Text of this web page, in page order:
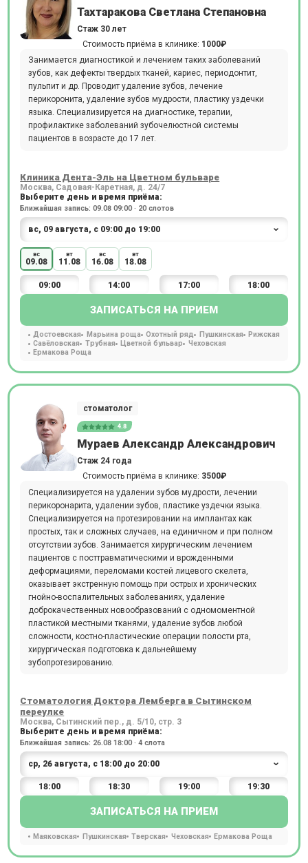
Тахтаракова Светлана Степановна
Стаж 30 лет
Стоимость приёма в клинике: 1000₽
Занимается диагностикой и лечением таких заболеваний
зубов, как дефекты твердых тканей, кариес, периодонтит,
пульпит и др. Проводит удаление зубов, лечение
перикоронита, удаление зубов мудрости, пластику уздечки
языка. Специализируется на диагностике, терапии,
профилактике заболеваний зубочелюстной системы
пациентов в возрасте до 17 лет.
Клиника Дента-Эль на Цветном бульваре
Москва, Садовая-Каретная, д. 24/7
Выберите день и время приёма:
Ближайшая запись: 09.08 09:00 · 20 слотов
вс
09.08
вт
11.08
вс
16.08
вт
18.08
09:00 14:00 17:00 18:00
ЗАПИСАТЬСЯ НА ПРИЕМ
Достоевская Марьина роща Охотный ряд Пушкинская
Рижская
Савёловская
Трубная Цветной бульвар
Чеховская
Ермакова Роща
стоматолог
4.8
Мураев Александр Александрович
Стаж 24 года
Стоимость приёма в клинике: 3500₽
Специализируется на удалении зубов мудрости, лечении
перикоронарита, удалении зубов, пластике уздечки языка.
Специализируется на протезировании на имплантах как
простых, так и сложных случаев, на единичном и при полном
отсутствии зубов. Занимается хирургическим лечением
пациентов с посттравматическими и врожденными
деформациями, переломами костей лицевого скелета,
оказывает экстренную помощь при острых и хронических
гнойно-воспалительных заболеваниях, удаление
доброкачественных новообразований с одномоментной
пластикой местными тканями, удаление зубов любой
сложности, костно-пластические операции полости рта,
хирургическая подготовка к дальнейшему
зубопротезированию.
Стоматология Доктора Лемберга в Сытинском
переулке
Москва, Сытинский пер., д. 5/10, стр. 3
Выберите день и время приёма:
Ближайшая запись: 26.08 18:00 · 4 слота
18:00 18:30 19:00 19:30
ЗАПИСАТЬСЯ НА ПРИЕМ
Маяковская Пушкинская Тверская Чеховская Ермакова Роща